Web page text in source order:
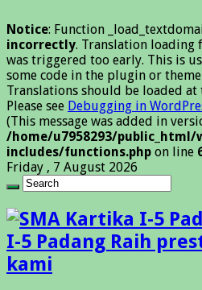
Notice: Function
incorrectly. Translation loading
was triggered too early. This is
some code in the plugin or
Translations should be loaded at
Please see Debugging in
(This message was added in
/home/u7958293/public_html/
includes/functions.php on line
Friday , 7 August 2026
I-5 Padang Raih
kami